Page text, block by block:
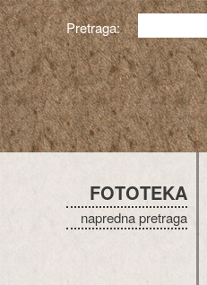
Pretraga:
FOTOTEKA
napredna pretraga